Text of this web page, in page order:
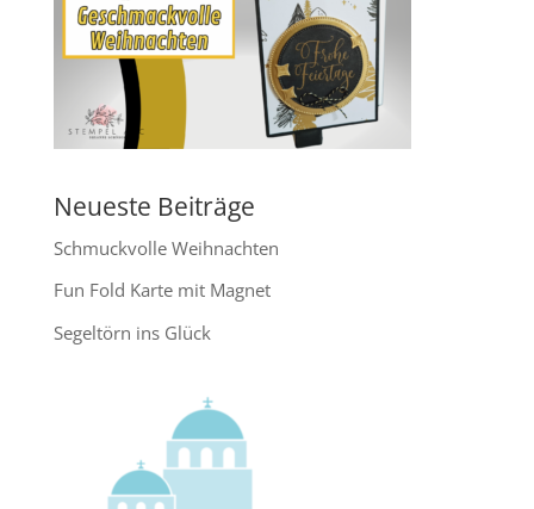
Neueste Beiträge
Schmuckvolle Weihnachten
Fun Fold Karte mit Magnet
Segeltörn ins Glück